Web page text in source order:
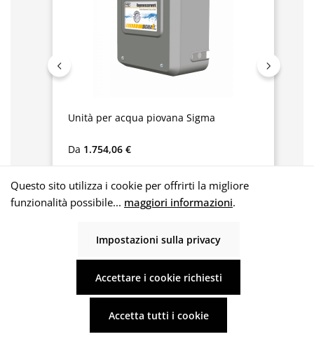
Unità per acqua piovana Sigma
Prezzo normale:
Da 1.754,06 €
dalla cisterna...
SIGMA in modalità acqua piovana:
L'acqua piovana viene aspirata nella cisterna e
Questo sito utilizza i cookie per offrirti la migliore
funzionalità possibile... maggiori informazioni.
Impostazioni sulla privacy
Accettare i cookie richiesti
Accetta tutti i cookie